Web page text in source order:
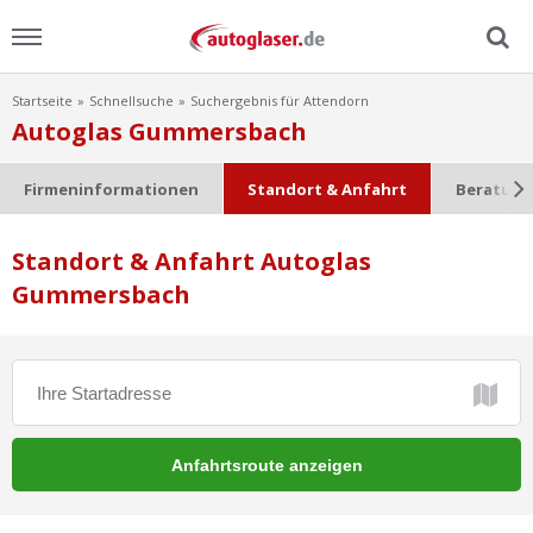
Menu
Home
Ratgeber
Scheibensuche
Startseite Schnellsuche Suchergebnis für Attendorn
Autoglas Gummersbach
Firmeninformationen Standort & Anfahrt
Standort & Anfahrt Autoglas
Gummersbach